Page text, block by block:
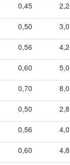
0,45 2,2
0,50 3,0
0,56 4,2
0,60 5,0
0,70 8,0
0,50 2,8
0,56 4,0
0,60 4,8